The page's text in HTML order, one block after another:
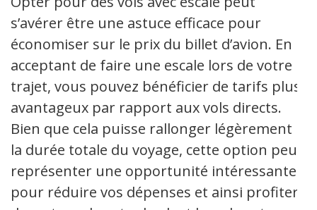
s’avérer être une astuce efficace pour
économiser sur le prix du billet d’avion. En
acceptant de faire une escale lors de votre
trajet, vous pouvez bénéficier de tarifs plus
avantageux par rapport aux vols directs.
Bien que cela puisse rallonger légèrement
la durée totale du voyage, cette option peut
représenter une opportunité intéressante
pour réduire vos dépenses et ainsi profiter